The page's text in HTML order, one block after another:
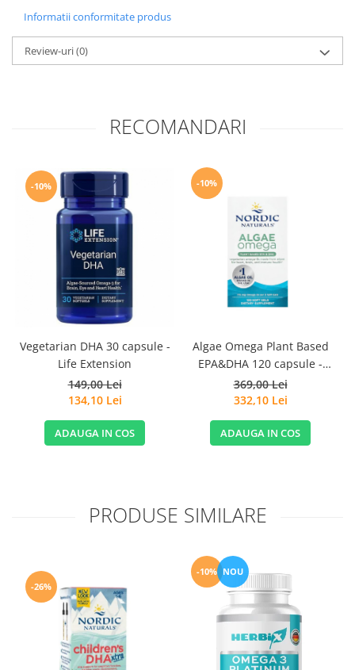
Informatii conformitate produs
Review-uri(0)
RECOMANDARI
-10%
Vegetarian DHA 30 capsule -
Life Extension
149,00 Lei
134,10 Lei
ADAUGA IN COS
-10%
Algae Omega Plant Based
EPA&DHA 120 capsule -
Nordic Naturals
369,00 Lei
332,10 Lei
ADAUGA IN COS
PRODUSE SIMILARE
-26%
-10% NOU